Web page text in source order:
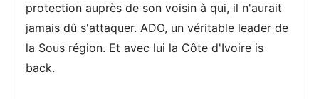
protection auprès de son voisin à qui, il n'aurait
jamais dû s'attaquer. ADO, un véritable leader de
la Sous région. Et avec lui la Côte d'Ivoire is
back.